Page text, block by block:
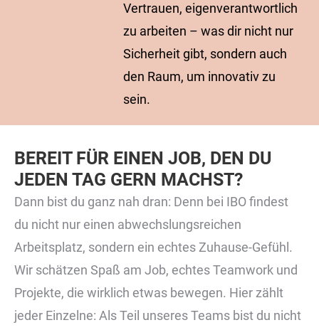
Vertrauen, eigenverantwortlich
zu arbeiten – was dir nicht nur
Sicherheit gibt, sondern auch
den Raum, um innovativ zu
sein.
BEREIT FÜR EINEN JOB, DEN DU
JEDEN TAG GERN MACHST?
Dann bist du ganz nah dran: Denn bei IBO findest
du nicht nur einen abwechslungsreichen
Arbeitsplatz, sondern ein echtes Zuhause-Gefühl.
Wir schätzen Spaß am Job, echtes Teamwork und
Projekte, die wirklich etwas bewegen. Hier zählt
jeder Einzelne: Als Teil unseres Teams bist du nicht